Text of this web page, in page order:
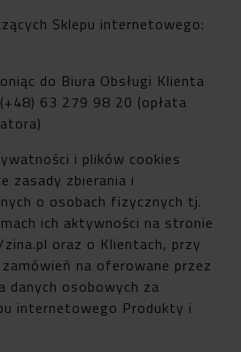
Sklepu internetowego:
do Biura Obsługi Klienta
63 279 98 20 (opłata
i plików cookies
zasady zbierania i
o osobach fizycznych tj.
ich aktywności na stronie
oraz o Klientach, przy
zamówień na oferowane przez
danych osobowych za
internetowego Produkty i